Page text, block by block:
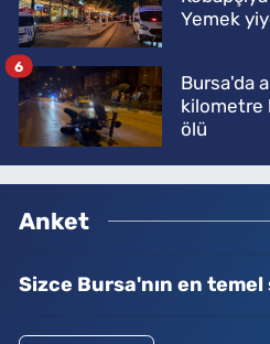
Yemek
Bursa'da
kilometre
ölü
6
Anket
Sizce Bursa'nın en